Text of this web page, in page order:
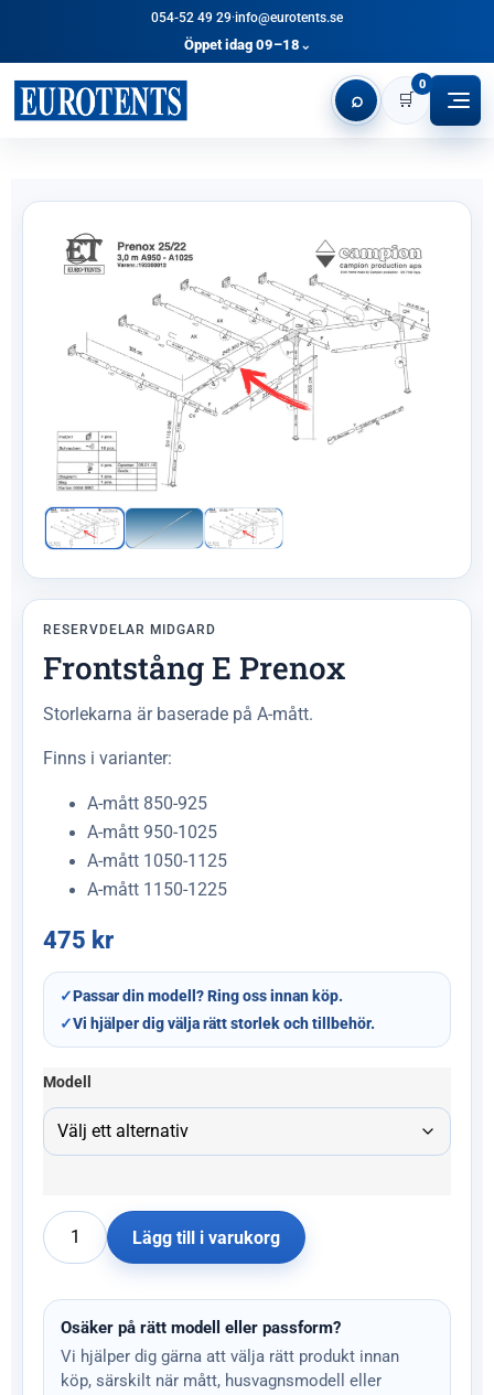
054-52 49 29·info@eurotents.se
Öppet idag 09–18 ⌄
⌕ 🛒
0
RESERVDELAR MIDGARD
Frontstång E Prenox
Storlekarna är baserade på A-mått.
Finns i varianter:
A-mått 850-925
A-mått 950-1025
A-mått 1050-1125
A-mått 1150-1225
475 kr
✓Passar din modell? Ring oss innan köp.
✓Vi hjälper dig välja rätt storlek och tillbehör.
Modell
Lägg till i varukorg
Osäker på rätt modell eller passform?
Vi hjälper dig gärna att välja rätt produkt innan
köp, särskilt när mått, husvagnsmodell eller